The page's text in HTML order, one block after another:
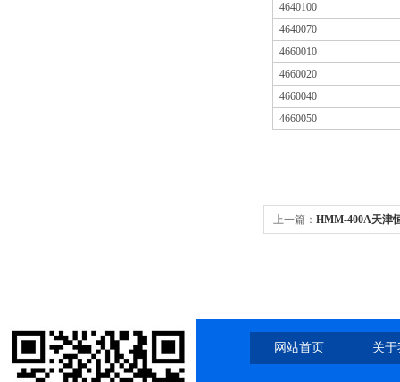
4640100
4640070
4660010
4660020
4660040
4660050
上一篇： HMM-400A天津
网站首页 关